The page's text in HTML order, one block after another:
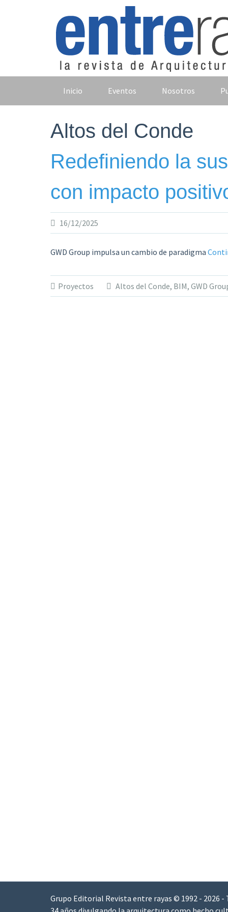
Inicio Eventos Nosotros
Altos del Conde
Redefiniendo la
con impacto
16/12/2025
GWD Group impulsa un cambio de paradigma
Proyectos Altos del Conde, BIM, GWD
Grupo Editorial Revista entre rayas © 1992 - 2026 -